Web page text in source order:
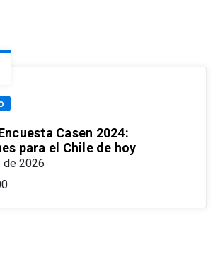
Casen 2024:
para el Chile de hoy
de 2026